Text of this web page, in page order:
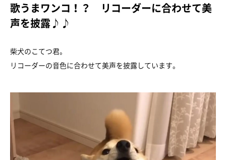
歌うまワンコ！？ リコーダーに合わせて美
声を披露♪♪
柴犬のこてつ君。
リコーダーの音色に合わせて美声を披露しています。